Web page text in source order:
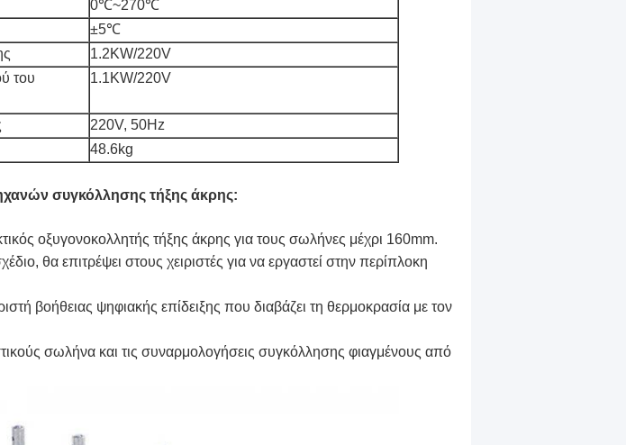
0℃~270℃
±5℃
1.2KW/220V
του
1.1KW/220V
220V, 50Hz
48.6kg
συγκόλλησης τήξης άκρης:
οξυγονοκολλητής τήξης άκρης για τους σωλήνες μέχρι 160mm.
θα επιτρέψει στους χειριστές για να εργαστεί στην περίπλοκη
βοήθειας ψηφιακής επίδειξης που διαβάζει τη θερμοκρασία με τον
σωλήνα και τις συναρμολογήσεις συγκόλλησης φιαγμένους από